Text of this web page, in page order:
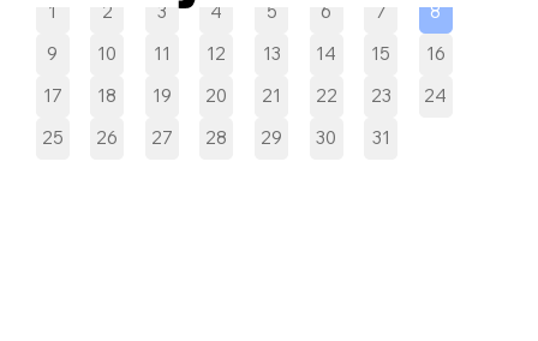
1 2 3 4 5 6 7
8
9
10 11 12 13 14 15
16
17
18 19 20 21 22 23
24
25
26 27 28 29 30 31